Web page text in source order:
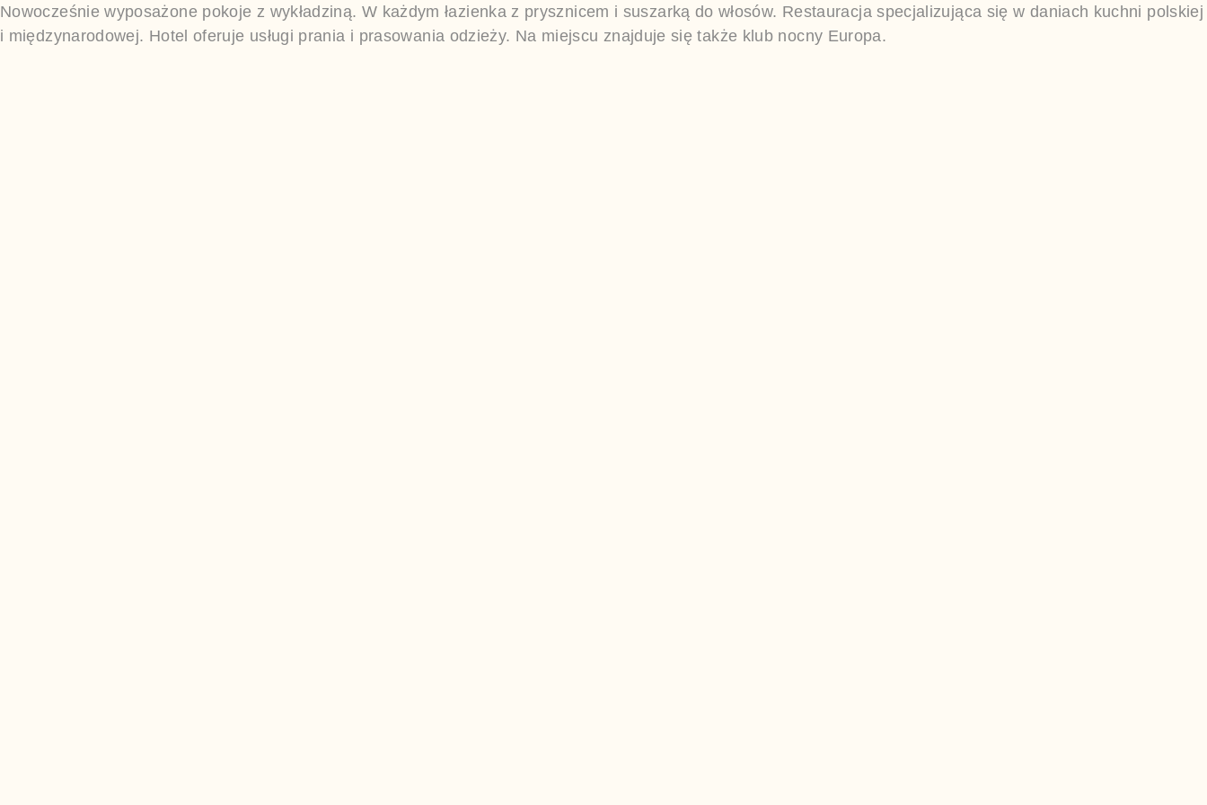
Nowocześnie wyposażone pokoje z wykładziną. W każdym łazienka z prysznicem i suszarką do włosów. Restauracja specjalizująca się w daniach kuchni polskiej
i międzynarodowej. Hotel oferuje usługi prania i prasowania odzieży. Na miejscu znajduje się także klub nocny Europa.